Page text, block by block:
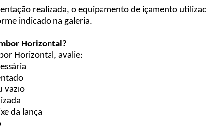
realizada, o equipamento de içamento
indicado na galeria.
Horizontal?
Horizontal, avalie:
vazio
da lança